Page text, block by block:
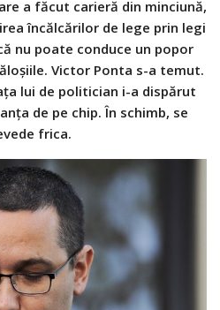
a făcut carieră din minciună,
încălcărilor de lege prin legi
nu poate conduce un popor
Victor Ponta s-a temut.
lui de politician i-a dispărut
de pe chip. În schimb, se
frica.